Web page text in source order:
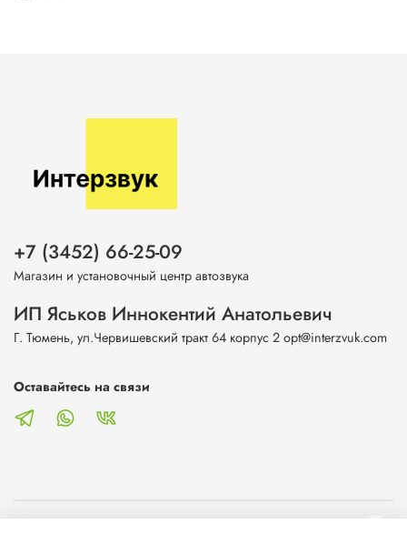
+7 (3452) 66-25-09
Магазин и установочный центр автозвука
ИП Яськов Иннокентий Анатольевич
Г. Тюмень, ул.Червишевский тракт 64 корпус 2 opt@interzvuk.com
Оставайтесь на связи